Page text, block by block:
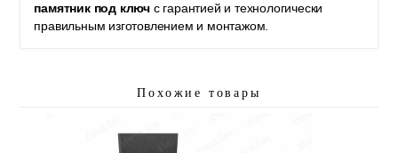
памятник под ключ с гарантией и технологически
правильным изготовлением и монтажом.
Похожие товары